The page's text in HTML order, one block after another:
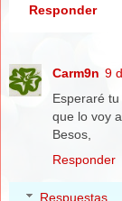
Responder
Carm9n 9
Esperaré
que lo voy
Besos,
Responder
Respuestas